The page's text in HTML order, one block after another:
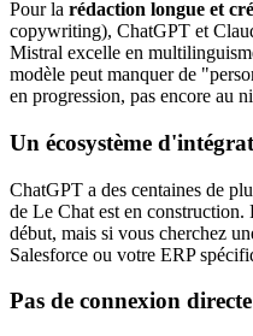
Pour la rédaction longue et
copywriting), ChatGPT et
Mistral excelle en
modèle peut manquer de
en progression, pas encore au
Un écosystème
ChatGPT a des centaines de
de Le Chat est en construction.
début, mais si vous cherchez
Salesforce ou votre ERP
Pas de connexion